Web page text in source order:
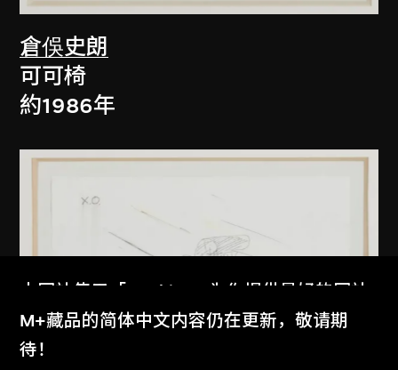
倉俁史朗
可可椅
約1986年
本网站使用「Cookies」为你提供最好的网站
体验。
了解更多
M+藏品的简体中文内容仍在更新，敬请期
待！